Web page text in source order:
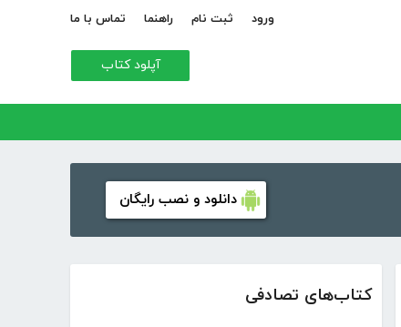
ورود ثبت نام راهنما تماس با ما
آپلود کتاب
دانلود و نصب رایگان
کتاب‌های تصادفی